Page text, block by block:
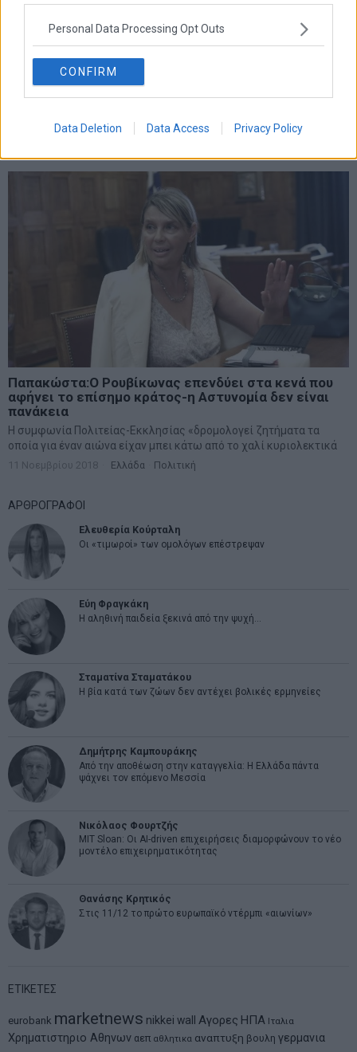
Personal Data Processing Opt Outs
CONFIRM
Data Deletion Data Access Privacy Policy
Παπακώστα:Ο Ρουβίκωνας επενδύει στα κενά που
αφήνει το επίσημο κράτος-η Αστυνομία δεν είναι
πανάκεια
Η συμφωνία Πολιτείας-Εκκλησίας «δρομολογεί ζητήματα τα
οποία για έναν αιώνα είχαν μπει κάτω από το χαλί κυριολεκτικά
11 Νοεμβρίου 2018 Ελλάδα Πολιτική
ΑΡΘΡΟΓΡΑΦΟΙ
Ελευθερία Κούρταλη
Οι «τιμωροί» των ομολόγων επέστρεψαν
Εύη Φραγκάκη
Η αληθινή παιδεία ξεκινά από την ψυχή…
Σταματίνα Σταματάκου
Η βία κατά των ζώων δεν αντέχει βολικές ερμηνείες
Δημήτρης Καμπουράκης
Από την αποθέωση στην καταγγελία: Η Ελλάδα πάντα
ψάχνει τον επόμενο Μεσσία
Νικόλαος Φουρτζής
MIT Sloan: Οι AI-driven επιχειρήσεις διαμορφώνουν το νέο
μοντέλο επιχειρηματικότητας
Θανάσης Κρητικός
Στις 11/12 το πρώτο ευρωπαϊκό ντέρμπι «αιωνίων»
ΕΤΙΚΕΤΕΣ
eurobank marketnews nikkei wall Αγορες ΗΠΑ Ιταλια
Χρηματιστηριο Αθηνων αεπ αθλητικα αναπτυξη βουλη γερμανια